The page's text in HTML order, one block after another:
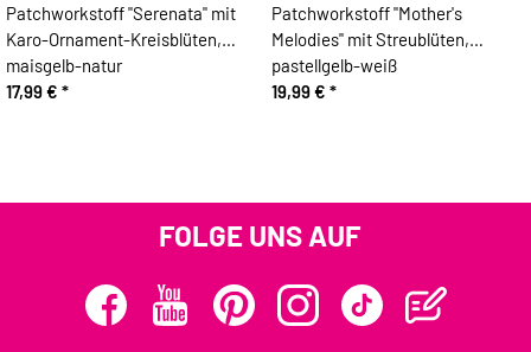
Patchworkstoff "Serenata" mit
Karo-Ornament-Kreisblüten,
maisgelb-natur
17,99 € *
Patchworkstoff "Mother's
Melodies" mit Streublüten,
pastellgelb-weiß
19,99 € *
FOLGE UNS AUF